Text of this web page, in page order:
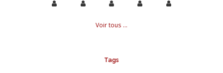
Voir tous ...
Tags